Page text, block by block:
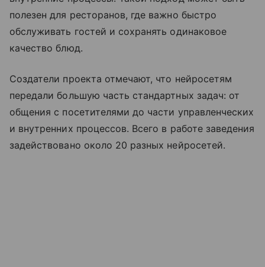
полезен для ресторанов, где важно быстро
обслуживать гостей и сохранять одинаковое
качество блюд.
Создатели проекта отмечают, что нейросетям
передали большую часть стандартных задач: от
общения с посетителями до части управленческих
и внутренних процессов. Всего в работе заведения
задействовано около 20 разных нейросетей.